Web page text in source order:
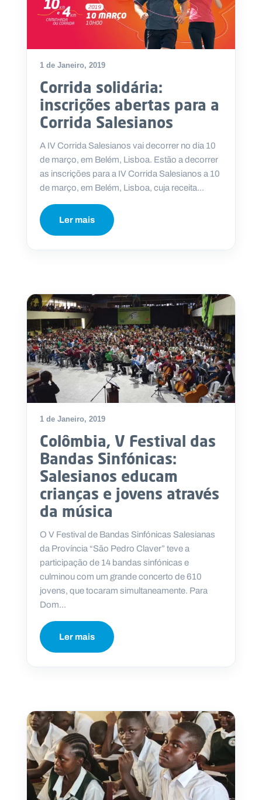
1 de Janeiro, 2019
Corrida solidária:
inscrições abertas para a
Corrida Salesianos
A IV Corrida Salesianos vai decorrer no dia 10
de março, em Belém, Lisboa. Estão a decorrer
as inscrições para a IV Corrida Salesianos a 10
de março, em Belém, Lisboa, cuja receita...
Ler mais
1 de Janeiro, 2019
Colômbia, V Festival das
Bandas Sinfónicas:
Salesianos educam
crianças e jovens através
da música
O V Festival de Bandas Sinfónicas Salesianas
da Província “São Pedro Claver” teve a
participação de 14 bandas sinfónicas e
culminou com um grande concerto de 610
jovens, que tocaram simultaneamente. Para
Dom...
Ler mais